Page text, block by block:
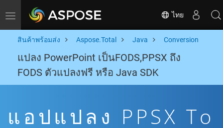
Toggle navigation ไทย
สินค้าพร้อมส่ง Aspose.Total Java Conversion
แปลง PowerPoint เป็นFODS,PPSX ถึง
FODS ตัวแปลงฟรี หรือ Java SDK
แอปแปลง PPSX To